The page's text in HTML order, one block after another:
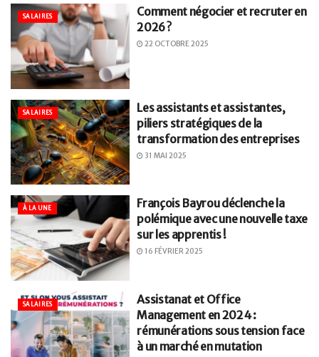
SALAIRES
Comment négocier et recruter en
2026 ?
22 OCTOBRE 2025
SALAIRES
Les assistants et assistantes,
piliers stratégiques de la
transformation des entreprises
31 MAI 2025
À LA UNE
François Bayrou déclenche la
polémique avec une nouvelle taxe
sur les apprentis !
16 FÉVRIER 2025
SALAIRES
Assistanat et Office
Management en 2024 :
rémunérations sous tension face
à un marché en mutation